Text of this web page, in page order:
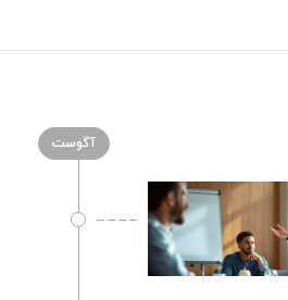
آگوست